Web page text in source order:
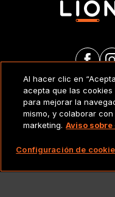
Copyright 2026
Todos
Al hacer clic en
acepta que las
para mejorar la
mismo, y colaborar
marketing. Aviso
Configuración de